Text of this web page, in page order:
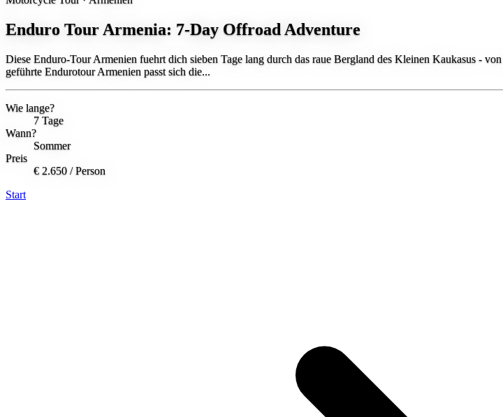
Enduro Tour Armenia: 7-Day Offroad Adventure
Diese Enduro-Tour Armenien fuehrt dich sieben Tage lang durch das raue Bergland des Kleinen Kaukasus -
geführte Endurotour Armenien passt sich die...
Wie lange?
7 Tage
Wann?
Sommer
Preis
€ 2.650 / Person
Start